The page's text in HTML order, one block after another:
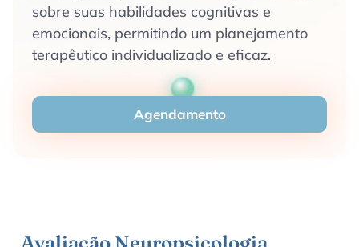
sobre suas habilidades cognitivas e
emocionais, permitindo um planejamento
terapêutico individualizado e eficaz.
Agendamento